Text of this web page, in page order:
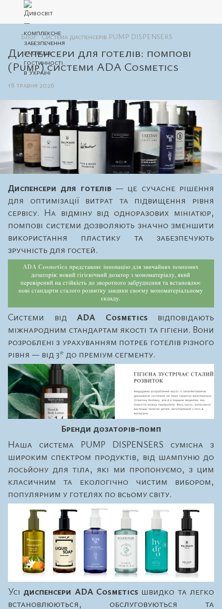
Блог Система диспенсерів PUMP DISPENSERS
Диспенсери для готелів: помпові
(Pump) системи ADA Cosmetics
18 травня 2026
Диспенсери для готелів— це сучасне рішення
для оптимізації витрат та підвищення рівня
сервісу. На відміну від одноразових мініатюр,
помпові системи дозволяють значно зменшити
використання пластику та забезпечують
зручність для гостей.
Системи від ADA Cosmeticsвідповідають
міжнародним стандартам якості та гігієни. Вони
розроблені з урахуванням потреб готелів різного
рівня — від 3* до преміум сегменту.
Бренди дозаторів-помп
Наша система PUMP DISPENSERS сумісна з
широким спектром продуктів, від шампуню до
лосьйону для тіла, які ми пропонуємо, з цим
класичним та екологічно чистим вибором,
популярним у готелях по всьому світу.
Усі диспенсери ADA Cosmetics швидко та легко
встановлюються, обслуговуються та